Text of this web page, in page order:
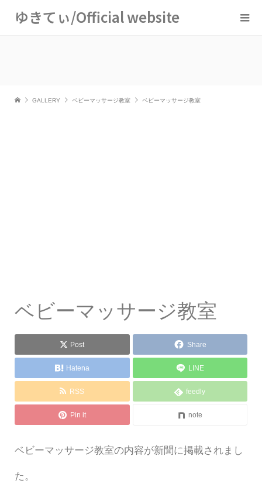
ゆきてぃ/Official website
GALLERY ベビーマッサージ教室 ベビーマッサージ教室
ベビーマッサージ教室
Post Share
Hatena LINE
RSS feedly
Pin it note
ベビーマッサージ教室の内容が新聞に掲載されまし
た。